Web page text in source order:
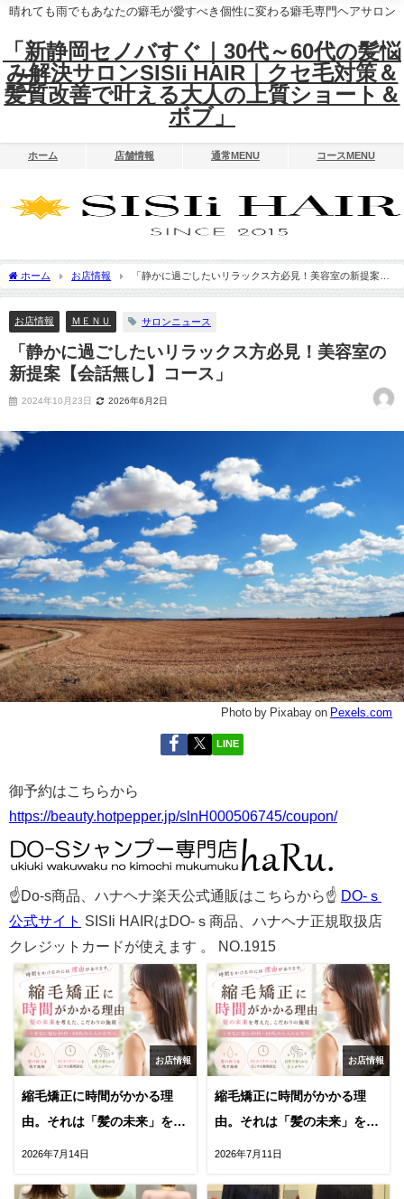
晴れても雨でもあなたの癖毛が愛すべき個性に変わる癖毛専門ヘアサロン
「新静岡セノバすぐ｜30代～60代の髪悩
み解決サロンSISIi HAIR｜クセ毛対策＆
髪質改善で叶える大人の上質ショート＆
ボブ」
ホーム 店舗情報 通常MENU コースMENU
ホーム お店情報
「静かに過ごしたいリラックス方必見！美容室の新提案
【会話無し】コース」
お店情報 ＭＥＮＵ サロンニュース
「静かに過ごしたいリラックス方必見！美容室の
新提案【会話無し】コース」
2024年10月23日 2026年6月2日
Photo by Pixabay on Pexels.com
LINE
御予約はこちらから
https://beauty.hotpepper.jp/slnH000506745/coupon/
☝Do-s商品、ハナヘナ楽天公式通販はこちらから☝ DO-ｓ
公式サイト SISIi HAIRはDO-ｓ商品、ハナヘナ正規取扱店
クレジットカードが使えます 。 NO.1915
お店情報
縮毛矯正に時間がかかる理
由。それは「髪の未来」を守
るためです。後編
2026年7月14日
お店情報
縮毛矯正に時間がかかる理
由。それは「髪の未来」を守
るためです。前編
2026年7月11日